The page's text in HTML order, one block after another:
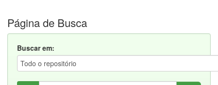
Página de Busca
Buscar em: